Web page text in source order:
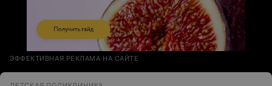
ЭФФЕКТИВНАЯ РЕКЛАМА НА САЙТЕ